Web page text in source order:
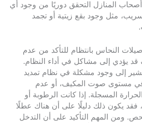
المنازل التحقق دوريًا من وجود أي
مثل وجود بقع زيتية أو تجمد
النحاس بانتظام للتأكد من عدم
قد يؤدي إلى مشاكل في أداء النظام.
إلى وجود مشكلة في نظام تمديد
في مستوى صوت المكيف، أو عدم
المسجلة. إذا كانت الرطوبة أو
فقد يكون ذلك دليلًا على أن هناك عطلًا
ومن المهم التأكيد على أن التدخل